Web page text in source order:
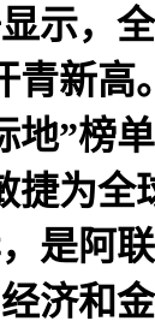
，全
青新
地”榜
为全
是阿
济和